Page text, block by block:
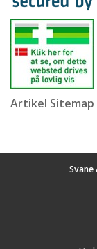
Artikel Sitemap